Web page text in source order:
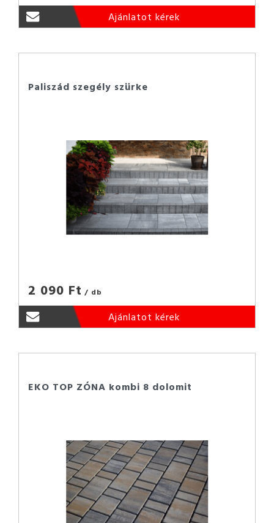
Ajánlatot kérek
Paliszád szegély szürke
2 090 Ft / db
Ajánlatot kérek
EKO TOP ZÓNA kombi 8 dolomit